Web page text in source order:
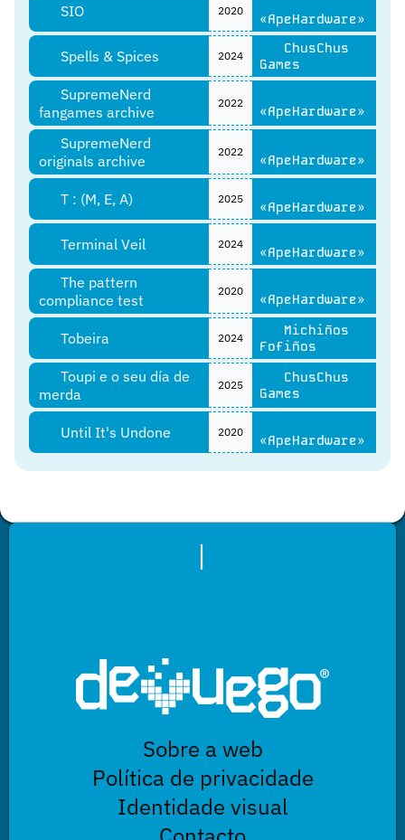
SIO 2020
«ApeHardware»
Spells & Spices 2024
ChusChus
Games
SupremeNerd
fangames archive
2022
«ApeHardware»
SupremeNerd
originals archive
2022
«ApeHardware»
T : (M, E, A) 2025
«ApeHardware»
Terminal Veil 2024
«ApeHardware»
The pattern
compliance test
2020
«ApeHardware»
Tobeira 2024
Michiños
Fofiños
Toupi e o seu día de
merda
2025
ChusChus
Games
Until It's Undone 2020
«ApeHardware»
|
Sobre a web
Política de privacidade
Identidade visual